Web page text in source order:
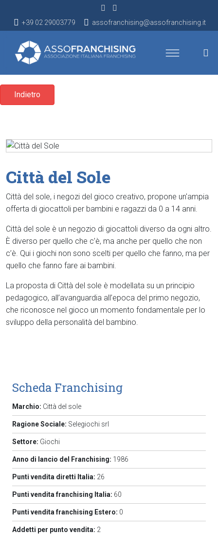
+39 02 29003779 assofranchising@assofranchising.it
Indietro
Città del Sole
Città del sole, i negozi del gioco creativo, propone un'ampia
offerta di giocattoli per bambini e ragazzi da 0 a 14 anni.
Città del sole è un negozio di giocattoli diverso da ogni altro.
È diverso per quello che c’è, ma anche per quello che non
c’è. Qui i giochi non sono scelti per quello che fanno, ma per
quello che fanno fare ai bambini.
La proposta di Città del sole è modellata su un principio
pedagogico, all’avanguardia all’epoca del primo negozio,
che riconosce nel gioco un momento fondamentale per lo
sviluppo della personalità del bambino.
Scheda Franchising
Marchio: Città del sole
Ragione Sociale: Selegiochi srl
Settore: Giochi
Anno di lancio del Franchising: 1986
Punti vendita diretti Italia: 26
Punti vendita franchising Italia: 60
Punti vendita franchising Estero: 0
Addetti per punto vendita: 2